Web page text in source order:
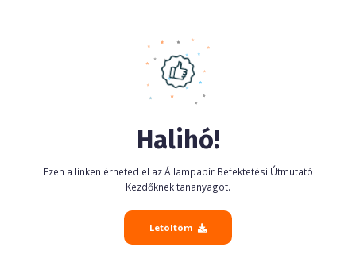
Halihó!
Ezen a linken érheted el az Állampapír Befektetési Útmutató
Kezdőknek tananyagot.
Letöltöm